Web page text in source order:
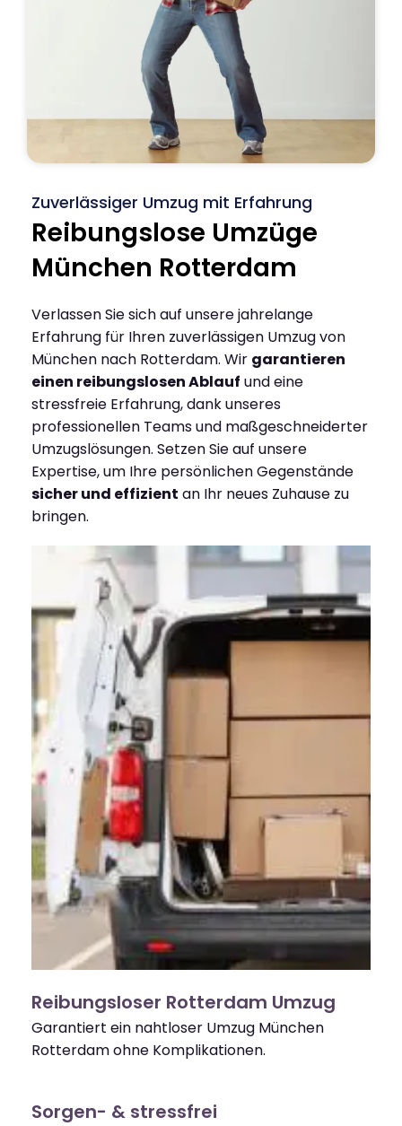
Zuverlässiger Umzug mit Erfahrung
Reibungslose Umzüge
München Rotterdam
Verlassen Sie sich auf unsere jahrelange
Erfahrung für Ihren zuverlässigen Umzug von
München nach Rotterdam. Wir garantieren
einen reibungslosen Ablauf und eine
stressfreie Erfahrung, dank unseres
professionellen Teams und maßgeschneiderter
Umzugslösungen. Setzen Sie auf unsere
Expertise, um Ihre persönlichen Gegenstände
sicher und effizient an Ihr neues Zuhause zu
bringen.
Reibungsloser Rotterdam Umzug
Garantiert ein nahtloser Umzug München
Rotterdam ohne Komplikationen.
Sorgen- & stressfrei